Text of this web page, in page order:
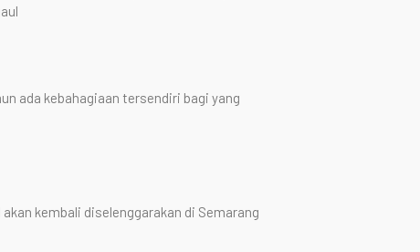
ada kebahagiaan tersendiri bagi yang
kembali diselenggarakan di Semarang